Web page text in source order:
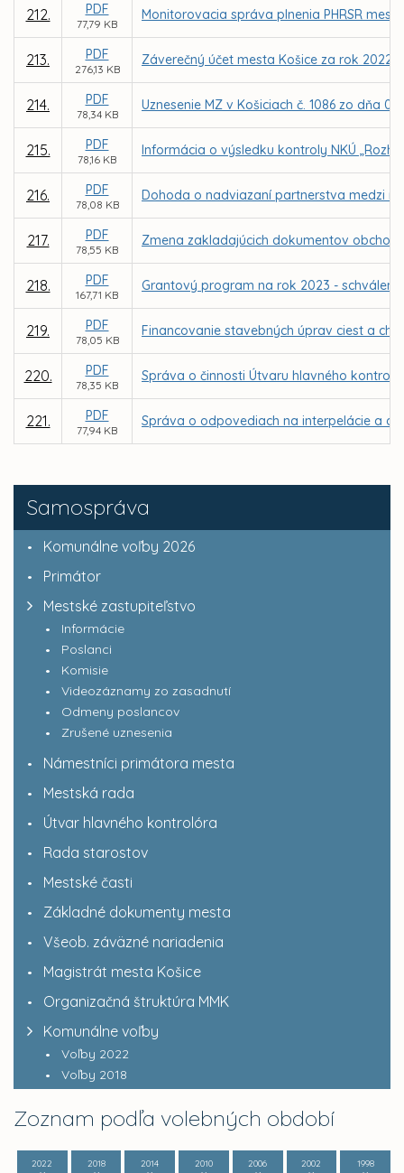
Samospráva
Komunálne voľby 2026
Primátor
Mestské zastupiteľstvo
Informácie
Poslanci
Komisie
Videozáznamy zo zasadnutí
Odmeny poslancov
Zrušené uznesenia
Námestníci primátora mesta
Mestská rada
Útvar hlavného kontrolóra
Rada starostov
Mestské časti
Základné dokumenty mesta
Všeob. záväzné nariadenia
Magistrát mesta Košice
Organizačná štruktúra MMK
Komunálne voľby
Voľby 2022
Voľby 2018
Zoznam podľa volebných období
2022
2018
2014
2010
2006
2002
1998
212. PDF
77,79 KB
Monitorovacia správa plnenia PHRSR
213. PDF
276,13 KB
Záverečný účet mesta Košice za rok 2022
214. PDF
78,34 KB
Uznesenie MZ v Košiciach č. 1086 zo dňa
215. PDF
78,16 KB
Informácia o výsledku kontroly NKÚ
216. PDF
78,08 KB
Dohoda o nadviazaní partnerstva medzi
217. PDF
78,55 KB
Zmena zakladajúcich dokumentov
218. PDF
167,71 KB
Grantový program na rok 2023 -
219. PDF
78,05 KB
Financovanie stavebných úprav ciest a
220. PDF
78,35 KB
Správa o činnosti Útvaru hlavného
221. PDF
77,94 KB
Správa o odpovediach na interpelácie a